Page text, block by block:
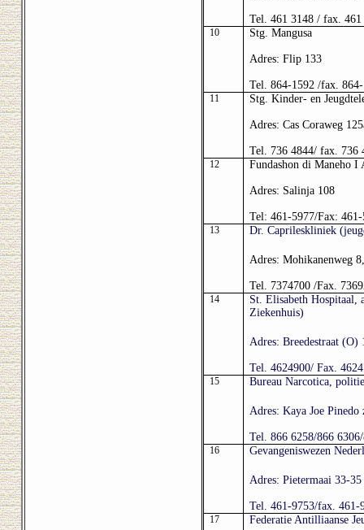
Tel. 461 3148 / fax. 461
10 Stg. Mangusa
Adres: Flip 133
Tel. 864-1592 /fax.
11 Stg. Kinder- en
Adres: Cas Coraweg
Tel. 736 4844/ fax. 736
12 Fundashon di Maneho I
Adres: Salinja 108
Tel: 461-5977/Fax: 461-
13 Dr. Caprileskliniek
Adres: Mohikanenweg
Tel. 7374700 /Fax.
14
St. Elisabeth Hospitaal,
Ziekenhuis)
Adres: Breedestraat (O)
Tel. 4624900/ Fax.
15 Bureau Narcotica, politie
Adres: Kaya Joe Pinedo
Tel. 866 6258/866
16 Gevangeniswezen
Adres: Pietermaai 33-35
Tel. 461-9753/fax. 461-
17 Federatie Antilliaanse